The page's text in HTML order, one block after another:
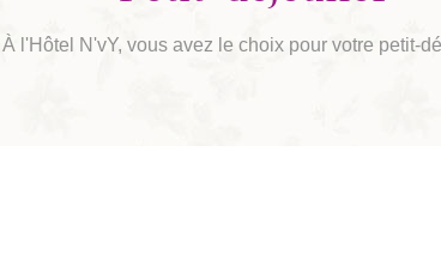
À l'Hôtel N'vY, vous avez le choix pour votre petit-